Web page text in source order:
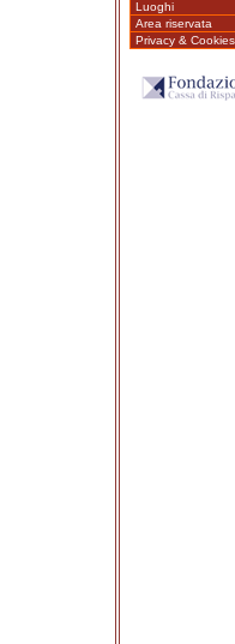
Luoghi
Area riservata
Privacy & Cookies